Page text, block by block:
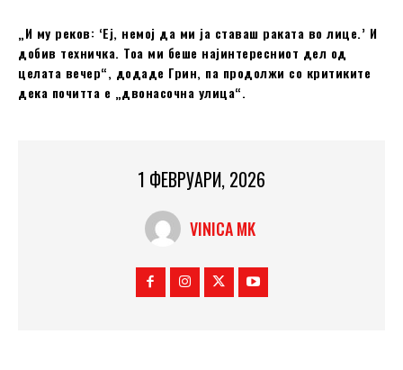
„И му реков: ‘Еј, немој да ми ја ставаш раката во лице.’ И
добив техничка. Тоа ми беше најинтересниот дел од
целата вечер“, додаде Грин, па продолжи со критиките
дека почитта е „двонасочна улица“.
1 ФЕВРУАРИ, 2026
VINICA MK